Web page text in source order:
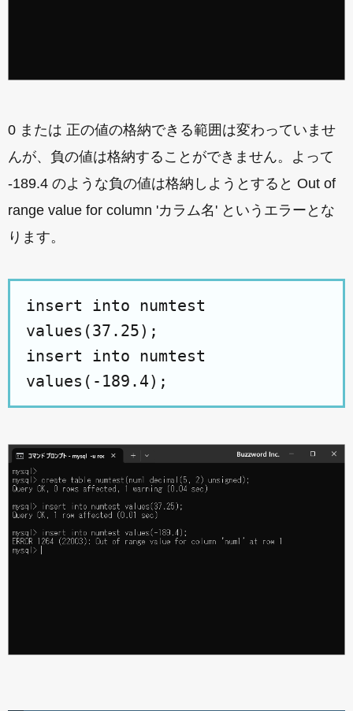
0 または 正の値の格納できる範囲は変わっていませ
んが、負の値は格納することができません。よって
-189.4 のような負の値は格納しようとすると Out of
range value for column 'カラム名' というエラーとな
ります。
insert into numtest
values(37.25);
insert into numtest
values(-189.4);